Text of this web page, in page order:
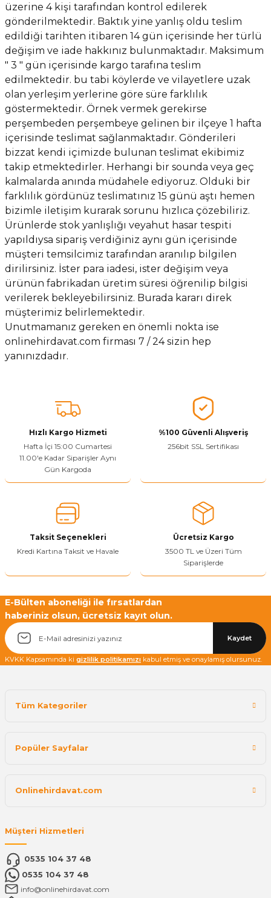
üzerine 4 kişi tarafından kontrol edilerek
gönderilmektedir. Baktık yine yanlış oldu teslim
edildiği tarihten itibaren 14 gün içerisinde her türlü
değişim ve iade hakkınız bulunmaktadır. Maksimum
" 3 " gün içerisinde kargo tarafına teslim
edilmektedir. bu tabi köylerde ve vilayetlere uzak
olan yerleşim yerlerine göre süre farklılık
göstermektedir. Örnek vermek gerekirse
perşembeden perşembeye gelinen bir ilçeye 1 hafta
içerisinde teslimat sağlanmaktadır. Gönderileri
bizzat kendi içimizde bulunan teslimat ekibimiz
takip etmektedirler. Herhangi bir sounda veya geç
kalmalarda anında müdahele ediyoruz. Olduki bir
farklılık gördünüz teslimatınız 15 günü aştı hemen
bizimle iletişim kurarak sorunu hızlıca çözebiliriz.
Ürünlerde stok yanlışlığı veyahut hasar tespiti
yapıldıysa sipariş verdiğiniz aynı gün içerisinde
müşteri temsilcimiz tarafından aranılıp bilgilen
dirilirsiniz. İster para iadesi, ister değişim veya
ürünün fabrikadan üretim süresi öğrenilip bilgisi
verilerek bekleyebilirsiniz. Burada kararı direk
müşterimiz belirlemektedir.
Unutmamanız gereken en önemli nokta ise
onlinehirdavat.com firması 7 / 24 sizin hep
yanınızdadır.
Hızlı Kargo Hizmeti
Hafta İçi 15:00 Cumartesi
11.00'e Kadar Siparişler Aynı
Gün Kargoda
%100 Güvenli Alışveriş
256bit SSL Sertifikası
Taksit Seçenekleri
Kredi Kartına Taksit ve Havale
Ücretsiz Kargo
3500 TL ve Üzeri Tüm
Siparişlerde
E-Bülten aboneliği ile fırsatlardan
haberiniz olsun, ücretsiz kayıt olun.
Kaydet
KVKK Kapsamında ki gizlilik politikamızı kabul etmiş ve onaylamış olursunuz.
Tüm Kategoriler
Popüler Sayfalar
Onlinehirdavat.com
Müşteri Hizmetleri
0535 104 37 48
0535 104 37 48
info@onlinehirdavat.com